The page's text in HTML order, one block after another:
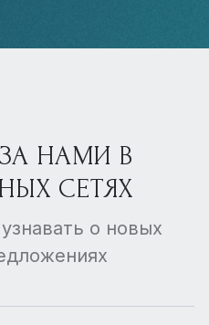
НАМИ В
СЕТЯХ
о новых